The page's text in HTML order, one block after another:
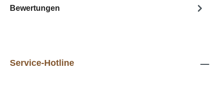
Bewertungen
Service-Hotline